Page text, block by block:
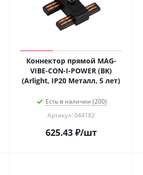
Коннектор прямой MAG-
VIBE-CON-I-POWER (BK)
(Arlight, IP20 Металл, 5 лет)
Есть в наличии (200)
Артикул: 044182
625.43₽/шт